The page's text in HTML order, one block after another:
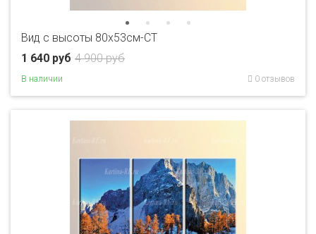
Вид с высоты 80x53см-CT
4 900 руб
1 640 руб
В наличии 0 отзывов